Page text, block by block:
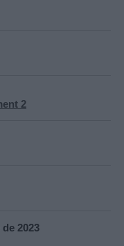
2
2023